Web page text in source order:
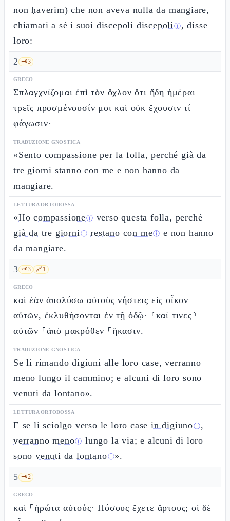
non ḥaverim) che non aveva nulla da mangiare,
chiamati a sé i suoi discepoli discepoliⓘ, disse
loro:
2 🗝️3
GRECO
Σπλαγχνίζομαι ἐπὶ τὸν ὄχλον ὅτι ἤδη ἡμέραι
τρεῖς προσμένουσίν μοι καὶ οὐκ ἔχουσιν τί
φάγωσιν·
TRADUZIONE GNOSTICA
«Sento compassione per la folla, perché già da
tre giorni stanno con me e non hanno da
mangiare.
LETTURA ORTODOSSA
«Ho compassioneⓘ verso questa folla, perché
già da tre giorniⓘ restano con meⓘ e non hanno
da mangiare.
3 🗝️3 🔗1
GRECO
καὶ ἐὰν ἀπολύσω αὐτοὺς νήστεις εἰς οἶκον
αὐτῶν, ἐκλυθήσονται ἐν τῇ ὁδῷ· ⸂καί τινες⸃
αὐτῶν ⸀ἀπὸ μακρόθεν ⸀ἥκασιν.
TRADUZIONE GNOSTICA
Se li rimando digiuni alle loro case, verranno
meno lungo il cammino; e alcuni di loro sono
venuti da lontano».
LETTURA ORTODOSSA
E se li sciolgo verso le loro casein digiunoⓘ,
verranno menoⓘ lungo la via; e alcuni di loro
sono venuti da lontanoⓘ».
5 🗝️2
GRECO
καὶ ⸀ἠρώτα αὐτούς· Πόσους ἔχετε ἄρτους; οἱ δὲ